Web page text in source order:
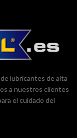
lubricantes de alta
a nuestros clientes
el cuidado del